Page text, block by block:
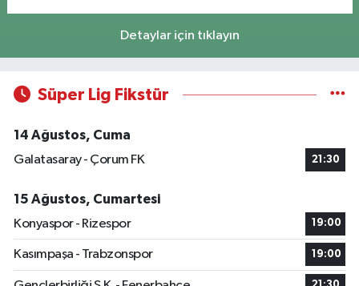
Detaylar için tıklayın
Süper Lig Fikstür
14 Ağustos, Cuma
Galatasaray - Çorum FK
21:30
15 Ağustos, Cumartesi
Konyaspor - Rizespor
19:00
Kasımpaşa - Trabzonspor 19:00